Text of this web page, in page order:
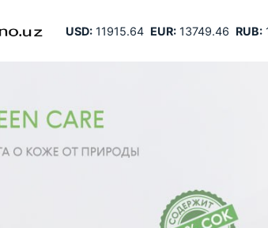
USD:11915.64 EUR:13749.46 RUB: